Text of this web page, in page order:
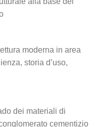
moderna in area
storia d’uso,
dei materiali di
cementizio